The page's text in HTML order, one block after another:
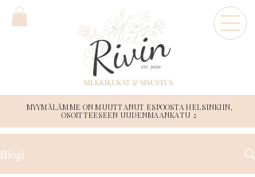
MYYMÄLÄMME ON MUUTTANUT ESPOOSTA HELSINKIIN,
OSOITTEESEEN UUDENMAANKATU 2
Blogi